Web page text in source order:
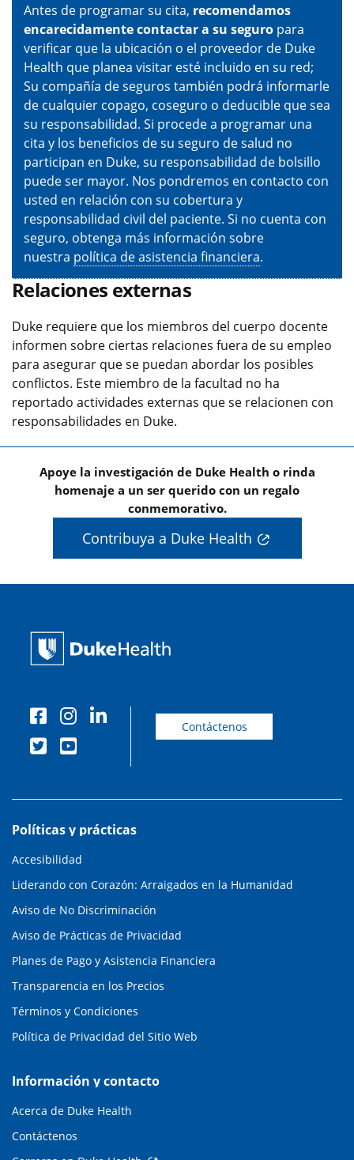
Antes de programar su cita, recomendamos
encarecidamente contactar a su seguro para
verificar que la ubicación o el proveedor de Duke
Health que planea visitar esté incluido en su red;
Su compañía de seguros también podrá informarle
de cualquier copago, coseguro o deducible que sea
su responsabilidad. Si procede a programar una
cita y los beneficios de su seguro de salud no
participan en Duke, su responsabilidad de bolsillo
puede ser mayor. Nos pondremos en contacto con
usted en relación con su cobertura y
responsabilidad civil del paciente. Si no cuenta con
seguro, obtenga más información sobre
nuestra política de asistencia financiera.
Relaciones externas
Duke requiere que los miembros del cuerpo docente
informen sobre ciertas relaciones fuera de su empleo
para asegurar que se puedan abordar los posibles
conflictos. Este miembro de la facultad no ha
reportado actividades externas que se relacionen con
responsabilidades en Duke.
Apoye la investigación de Duke Health o rinda
homenaje a un ser querido con un regalo
conmemorativo.
Contribuya a Duke Health
Contáctenos
Políticas y prácticas
Accesibilidad
Liderando con Corazón: Arraigados en la Humanidad
Aviso de No Discriminación
Aviso de Prácticas de Privacidad
Planes de Pago y Asistencia Financiera
Transparencia en los Precios
Términos y Condiciones
Política de Privacidad del Sitio Web
Información y contacto
Acerca de Duke Health
Contáctenos